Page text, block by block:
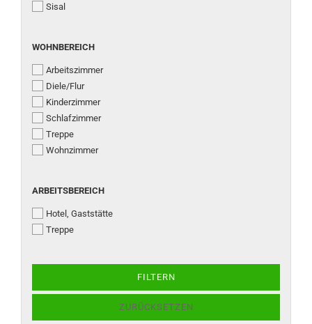
Sisal
WOHNBEREICH
WOHNBEREICH
Arbeitszimmer
Diele/Flur
Kinderzimmer
Schlafzimmer
Treppe
Wohnzimmer
ARBEITSBEREICH
ARBEITSBEREICH
Hotel, Gaststätte
Treppe
FILTERN
ZURÜCKSETZEN